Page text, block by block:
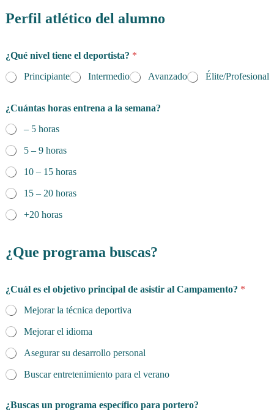
Perfil atlético del alumno
¿Qué nivel tiene el deportista? *
Principiante
Intermedio Avanzado Élite/Profesional
¿Cuántas horas entrena a la semana?
– 5 horas
5 – 9 horas
10 – 15 horas
15 – 20 horas
+20 horas
¿Que programa buscas?
¿Cuál es el objetivo principal de asistir al Campamento? *
Mejorar la técnica deportiva
Mejorar el idioma
Asegurar su desarrollo personal
Buscar entretenimiento para el verano
¿Buscas un programa específico para portero?